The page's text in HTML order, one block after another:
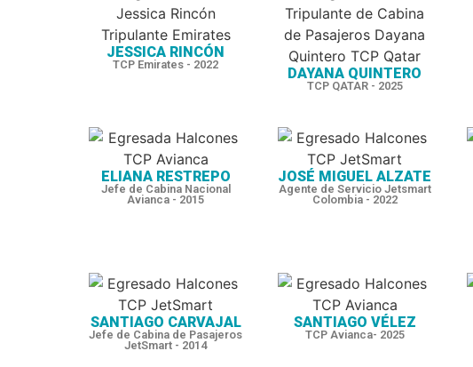
JESSICA RINCÓN
TCP Emirates - 2022
DAYANA QUINTERO
TCP QATAR - 2025
ELIANA RESTREPO
Jefe de Cabina Nacional
Avianca - 2015
JOSÉ MIGUEL ALZATE
Agente de Servicio Jetsmart
Colombia - 2022
SANTIAGO CARVAJAL
Jefe de Cabina de Pasajeros
JetSmart - 2014
SANTIAGO VÉLEZ
TCP Avianca- 2025